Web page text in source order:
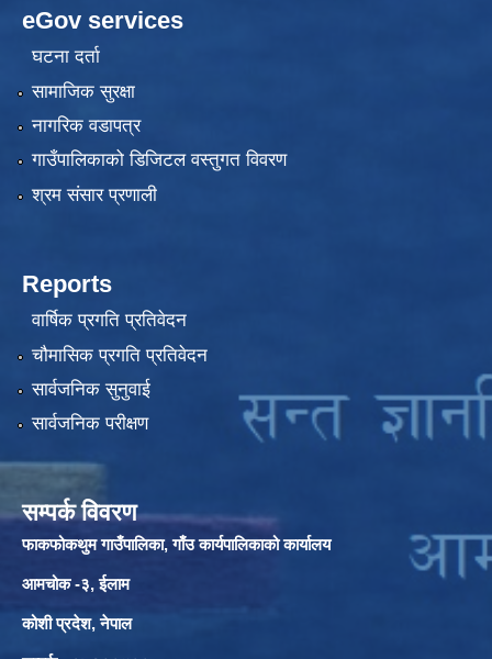
eGov services
घटना दर्ता
सामाजिक सुरक्षा
नागरिक वडापत्र
गाउँपालिकाको डिजिटल वस्तुगत विवरण
श्रम संसार प्रणाली
Reports
वार्षिक प्रगति प्रतिवेदन
चौमासिक प्रगति प्रतिवेदन
सार्वजनिक सुनुवाई
सार्वजनिक परीक्षण
सम्पर्क विवरण
फाकफोकथुम गाउँपालिका, गाँउ कार्यपालिकाको कार्यालय
आमचोक -३, ईलाम
कोशी प्रदेश, नेपाल